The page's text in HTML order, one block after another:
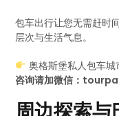
包车出行让您无需赶时
层次与生活气息。
奥格斯堡私人包车城
咨询请加微信：